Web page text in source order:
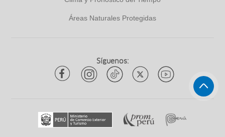
Áreas Naturales Protegidas
Síguenos: